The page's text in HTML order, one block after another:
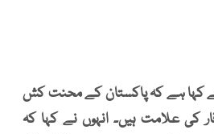
کہا ہے کہ پاکستان کے محنت کش
کی علامت ہیں۔ انہوں نے کہا کہ